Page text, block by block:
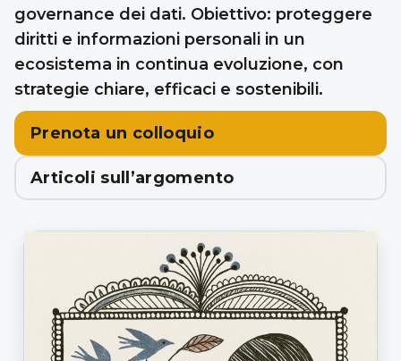
governance dei dati. Obiettivo: proteggere
diritti e informazioni personali in un
ecosistema in continua evoluzione, con
strategie chiare, efficaci e sostenibili.
Prenota un colloquio
Articoli sull’argomento